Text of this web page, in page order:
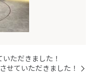
ただきました！
せていただきました！